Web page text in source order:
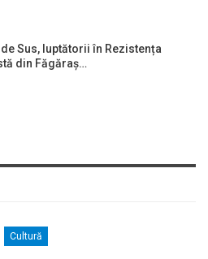
de Sus, luptătorii în Rezistența
din Făgăraș…
Cultură